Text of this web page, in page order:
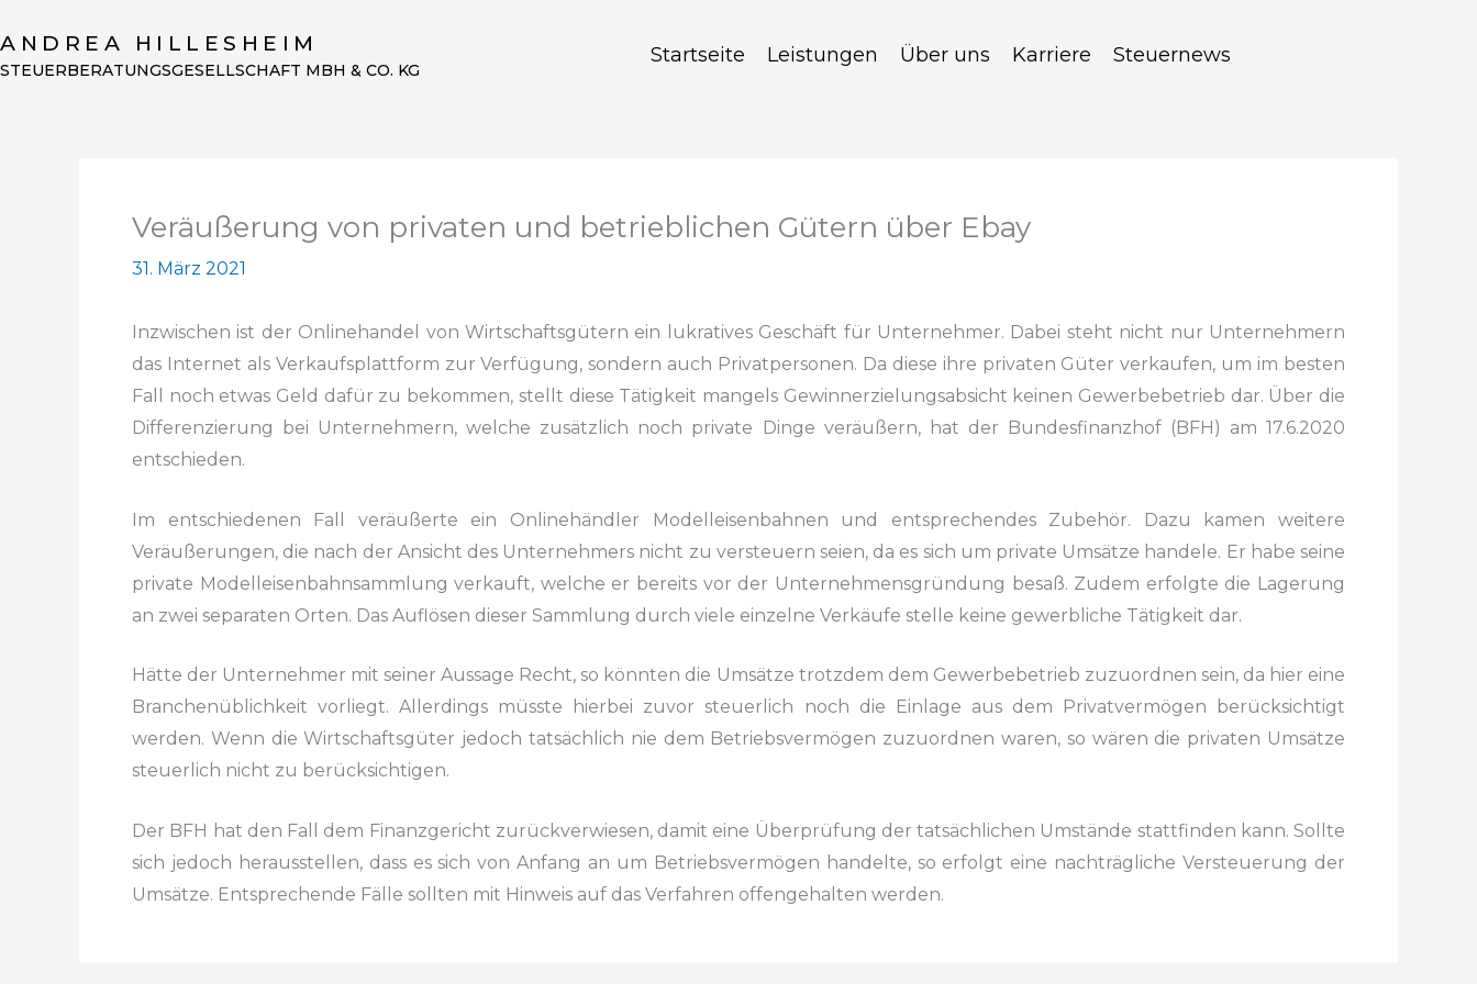
Inhalt
springen
ANDREA HILLESHEIM
STEUERBERATUNGSGESELLSCHAFT MBH & CO. KG
Startseite Leistungen Über uns Karriere Steuernews
Veräußerung von privaten und betrieblichen Gütern über Ebay
31. März 2021
Inzwischen ist der Onlinehandel von Wirtschaftsgütern ein lukratives Geschäft für Unternehmer. Dabei steht nicht nur Unternehmern
das Internet als Verkaufsplattform zur Verfügung, sondern auch Privatpersonen. Da diese ihre privaten Güter verkaufen, um im besten
Fall noch etwas Geld dafür zu bekommen, stellt diese Tätigkeit mangels Gewinnerzielungsabsicht keinen Gewerbebetrieb dar. Über die
Differenzierung bei Unternehmern, welche zusätzlich noch private Dinge veräußern, hat der Bundesfinanzhof (BFH) am 17.6.2020
entschieden.
Im entschiedenen Fall veräußerte ein Onlinehändler Modelleisenbahnen und entsprechendes Zubehör. Dazu kamen weitere
Veräußerungen, die nach der Ansicht des Unternehmers nicht zu versteuern seien, da es sich um private Umsätze handele. Er habe seine
private Modelleisenbahnsammlung verkauft, welche er bereits vor der Unternehmensgründung besaß. Zudem erfolgte die Lagerung
an zwei separaten Orten. Das Auflösen dieser Sammlung durch viele einzelne Verkäufe stelle keine gewerbliche Tätigkeit dar.
Hätte der Unternehmer mit seiner Aussage Recht, so könnten die Umsätze trotzdem dem Gewerbebetrieb zuzuordnen sein, da hier eine
Branchenüblichkeit vorliegt. Allerdings müsste hierbei zuvor steuerlich noch die Einlage ausdem Privatvermögen berücksichtigt
werden. Wenn die Wirtschaftsgüter jedoch tatsächlich nie dem Betriebsvermögen zuzuordnen waren, so wären die privaten Umsätze
steuerlich nicht zu berücksichtigen.
Der BFH hat den Fall dem Finanzgericht zurückverwiesen, damit eine Überprüfung der tatsächlichen Umstände stattfinden kann. Sollte
sich jedoch herausstellen,dass es sich von Anfang an um Betriebsvermögen handelte, so erfolgt eine nachträgliche Versteuerung der
Umsätze. Entsprechende Fälle sollten mit Hinweis auf das Verfahren offengehalten werden.